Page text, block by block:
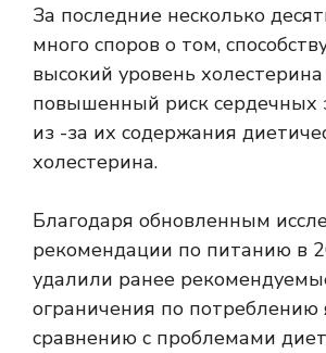
За последние несколько
много споров о том,
высокий уровень
повышенный риск сердечных
из -за их содержания
холестерина.
Благодаря обновленным
рекомендации по питанию в
удалили ранее
ограничения по потреблению
сравнению с проблемами